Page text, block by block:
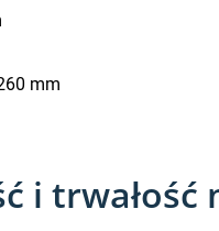
mm
i trwałość